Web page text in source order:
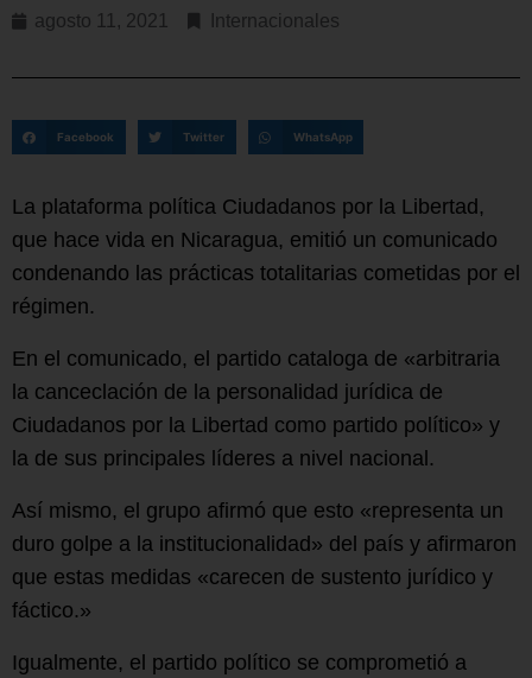
agosto 11, 2021 Internacionales
Facebook Twitter WhatsApp
La plataforma política Ciudadanos por la Libertad,
que hace vida en Nicaragua, emitió un comunicado
condenando las prácticas totalitarias cometidas por el
régimen.
En el comunicado, el partido cataloga de «arbitraria
la canceclación de la personalidad jurídica de
Ciudadanos por la Libertad como partido político» y
la de sus principales líderes a nivel nacional.
Así mismo, el grupo afirmó que esto «representa un
duro golpe a la institucionalidad» del país y afirmaron
que estas medidas «carecen de sustento jurídico y
fáctico.»
Igualmente, el partido político se comprometió a